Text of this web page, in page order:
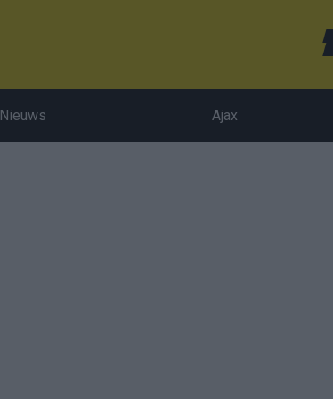
Nieuws Ajax